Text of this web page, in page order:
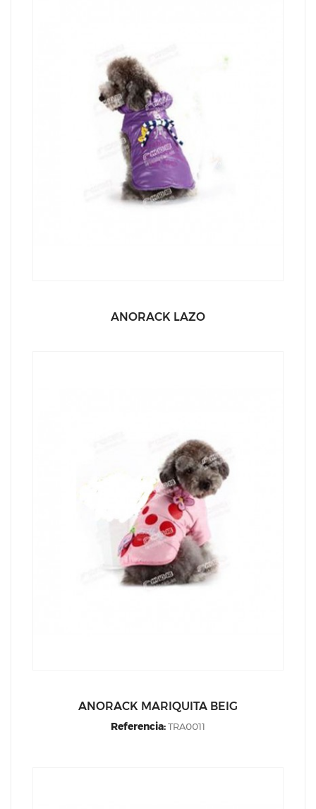
ANORACK LAZO
ANORACK MARIQUITA BEIG
Referencia:TRA0011